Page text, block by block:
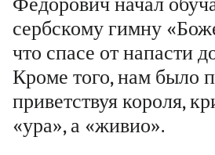
сербскому гимну
что спасе от напасти
Кроме того, нам было
приветствуя короля,
«ура», а «живио».